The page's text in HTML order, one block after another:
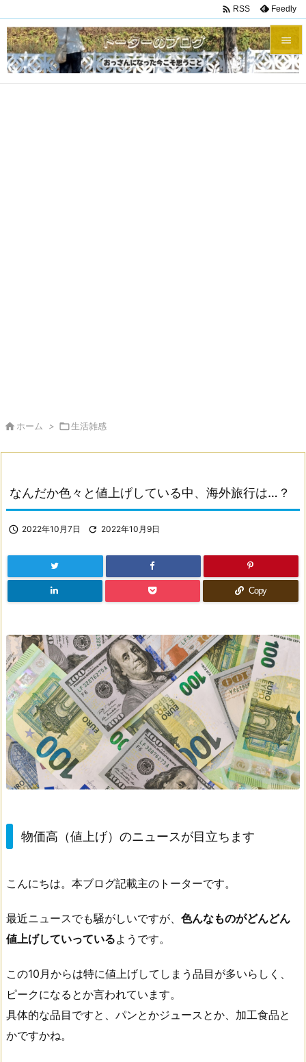


メニュ
 RSS Feedly
 ホーム > 生活雑感
なんだか色々と値上げしている中、海外旅行は…？
 2022年10月7日  2022年10月9日
Copy
物価高（値上げ）のニュースが目立ちます
こんにちは。本ブログ記載主のトーターです。
最近ニュースでも騒がしいですが、 色んなものがどんどん
値上げしていっているようです。
この10月からは特に値上げしてしまう品目が多いらしく、
ピークになるとか言われています。
具体的な品目ですと、パンとかジュースとか、加工食品と
かですかね。